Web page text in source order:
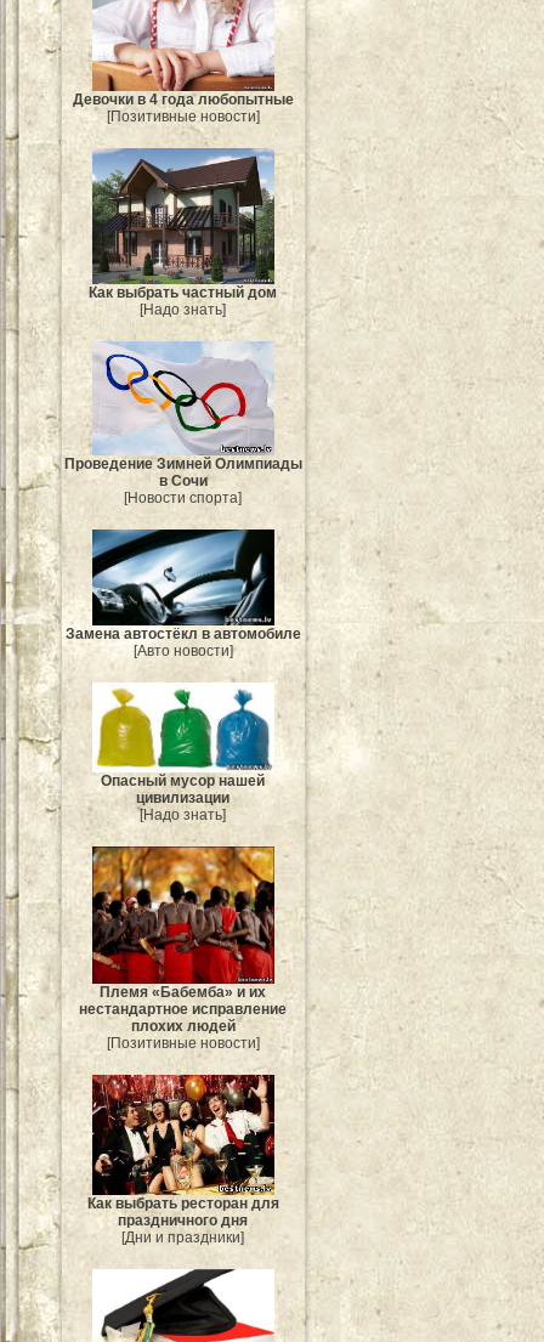
Девочки в 4 года любопытные
[Позитивные новости]
Как выбрать частный дом
[Надо знать]
Проведение Зимней Олимпиады
в Сочи
[Новости спорта]
Замена автостёкл в автомобиле
[Авто новости]
Опасный мусор нашей
цивилизации
[Надо знать]
Племя «Бабемба» и их
нестандартное исправление
плохих людей
[Позитивные новости]
Как выбрать ресторан для
праздничного дня
[Дни и праздники]